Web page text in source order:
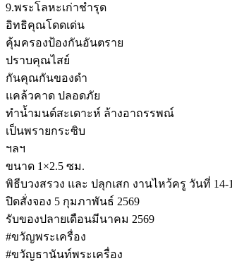
9.พระโลหะเก่าชำรุด
อิทธิคุณโดดเด่น
คุ้มครองป้องกันอันตราย
ปราบคุณไสย์
กันคุณกันของดำ
แคล้วคาด ปลอดภัย
ทำน้ำมนต์สะเดาะห์ ล้างอาถรรพณ์
เป็นพรายกระซิบ
ฯลฯ
ขนาด 1×2.5 ซม.
พิธีบวงสรวง และ ปลุกเสก งานไหว้ครู วันที่
ปิดสั่งจอง 5 กุมภาพันธ์ 2569
รับของปลายเดือนมีนาคม 2569
#ขวัญพระเครื่อง
#ขวัญธานันท์พระเครื่อง